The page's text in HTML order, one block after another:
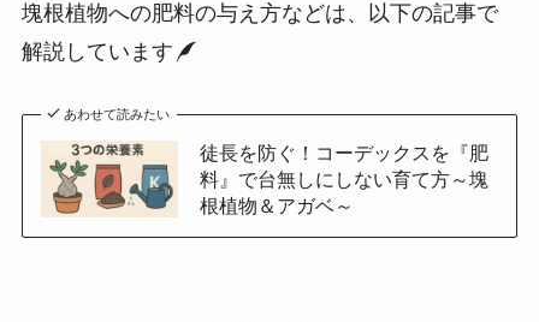
塊根植物への肥料の与え方などは、以下の記事で
解説しています
あわせて読みたい
徒長を防ぐ！コーデックスを『肥
料』で台無しにしない育て方～塊
根植物＆アガベ～